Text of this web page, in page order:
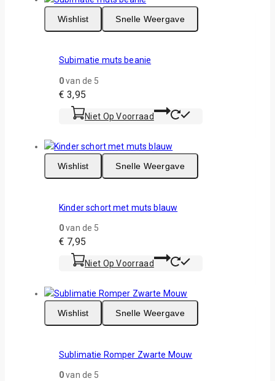
Wishlist Snelle Weergave
Subimatie muts beanie
0van de 5
€ 3,95
Niet Op Voorraad
Wishlist Snelle Weergave
Kinder schort met muts blauw
0van de 5
€ 7,95
Niet Op Voorraad
Wishlist Snelle Weergave
Sublimatie Romper Zwarte Mouw
0van de 5